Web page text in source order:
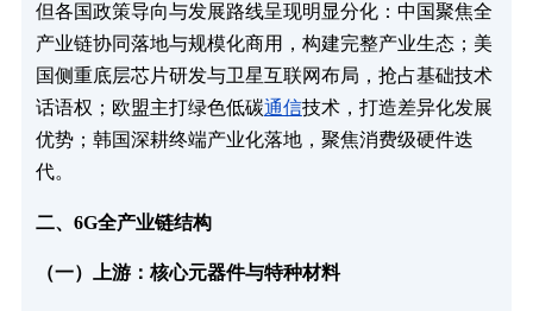
但各国政策导向与发展路线呈现明显分化：中国聚焦全
产业链协同落地与规模化商用，构建完整产业生态；美
国侧重底层芯片研发与卫星互联网布局，抢占基础技术
话语权；欧盟主打绿色低碳通信技术，打造差异化发展
优势；韩国深耕终端产业化落地，聚焦消费级硬件迭
代。
二、6G全产业链结构
（一）上游：核心元器件与特种材料